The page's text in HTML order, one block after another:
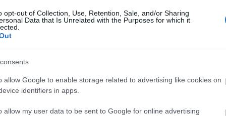
opt-out of Collection, Use, Retention, Sale, and/or Sharing
Data that Is Unrelated with the Purposes for which it
allow Google to enable storage related to advertising like cookies on
identifiers in apps.
allow my user data to be sent to Google for online advertising
az ország első független lemezkiadójának, a nyolcvanas
Dávidpedig a pécsi zenei színtérről szóló, alapos és
legendás lemeze, a
Andráselmerül a koncepcióalbum világában, feltérképezi Bowie
hatott a gyufafejű, biszexuális űrlény figurája a későbbi